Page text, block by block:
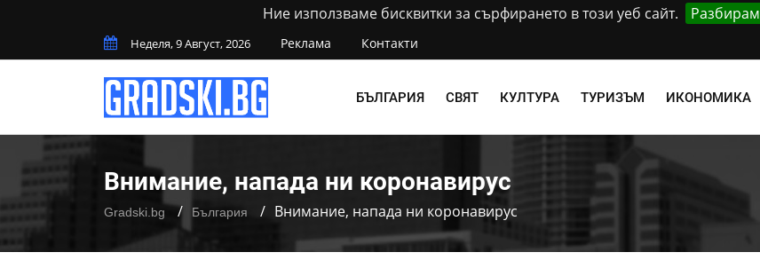
Ние използваме бисквитки за сърфирането в този уеб сайт. Разбирам
Неделя, 9 Август, 2026 Реклама Контакти
БЪЛГАРИЯ СВЯТ КУЛТУРА ТУРИЗЪМ ИКОНОМИКА
Внимание, напада ни коронавирус
Gradski.bg България Внимание, напада ни коронавирус